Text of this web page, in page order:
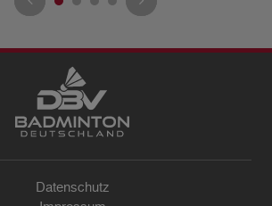
Datenschutz